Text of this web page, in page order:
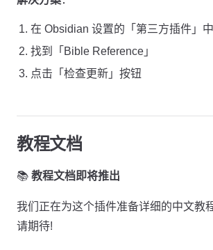
在 Obsidian 设置的「第三方插件」中
找到「Bible Reference」
点击「检查更新」按钮
教程文档
📚 教程文档即将推出
我们正在为这个插件准备详细的中文教
请期待!